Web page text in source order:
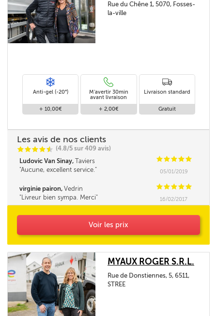
Rue du Chêne 1, 5070, Fosses-
la-ville
Anti-gel (-20°)
+ 10,00€
M'avertir 30min
avant livraison
+ 2,00€
Livraison standard
Gratuit
Les avis de nos clients
CCCCi
@ (4.8/5 sur 409 avis)
Ludovic Van Sinay, Taviers CCCCC
Aucune, excellent service.
05/01/2019
virginie pairon, Vedrin CCCCC
Livreur bien sympa. Merci
16/02/2017
Voir les prix
MYAUX ROGER S.R.L.
Rue de Donstiennes, 5, 6511,
STREE